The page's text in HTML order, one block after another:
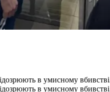
в умисному
в умисному